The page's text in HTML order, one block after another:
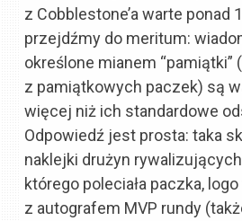
z Cobblestone’a warte ponad
przejdźmy do meritum:
określone mianem “pamiątki”
z pamiątkowych paczek) są
więcej niż ich standardowe
Odpowiedź jest prosta: taka
naklejki drużyn
którego poleciała paczka,
z autografem MVP rundy